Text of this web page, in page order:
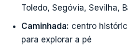
Toledo, Segóvia, Sevilha,
Caminhada: centro
para explorar a pé